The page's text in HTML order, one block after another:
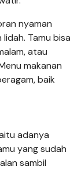
nyaman
Tamu bisa
atau
makanan
baik
adanya
yang sudah
sambil